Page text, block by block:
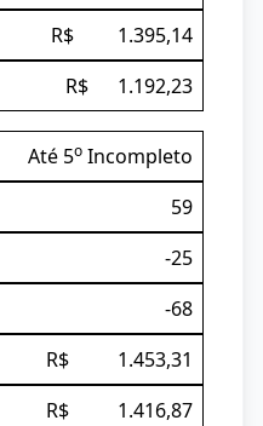
R$ 1.395,14
R$ 1.192,23
Até 5o Incompleto
59
-25
-68
R$ 1.453,31
R$ 1.416,87